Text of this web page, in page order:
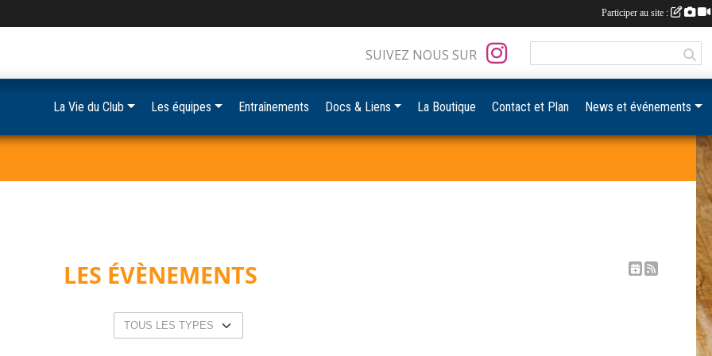
LES ÉVÈNEMENTS
SUIVEZ NOUS SUR
La Vie du Club Les équipes Entraînements Docs & Liens La Boutique Contact et Plan News et événements
Participer au site :